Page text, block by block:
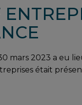
mars 2023 a eu
était